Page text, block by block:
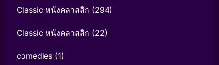
Classic หนังคลาสสิก (294)
Classic หนังคลาสสิก (22)
comedies (1)